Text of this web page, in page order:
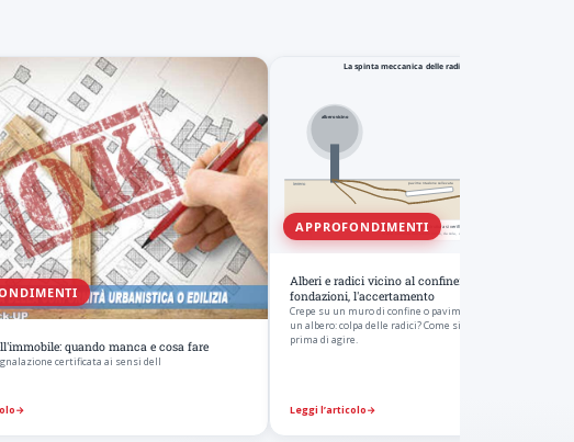
quando manca e cosa fare
certificata ai sensi dell
→
APPROFONDIMENTI
Alberi e radici vicino al confine: danni a muri e
fondazioni, l'accertamento
Crepe su un muro di confine o pavimentazione sollevata
un albero: colpa delle radici? Come si accerta il nesso tecnico
prima di agire.
Leggi l’articolo→